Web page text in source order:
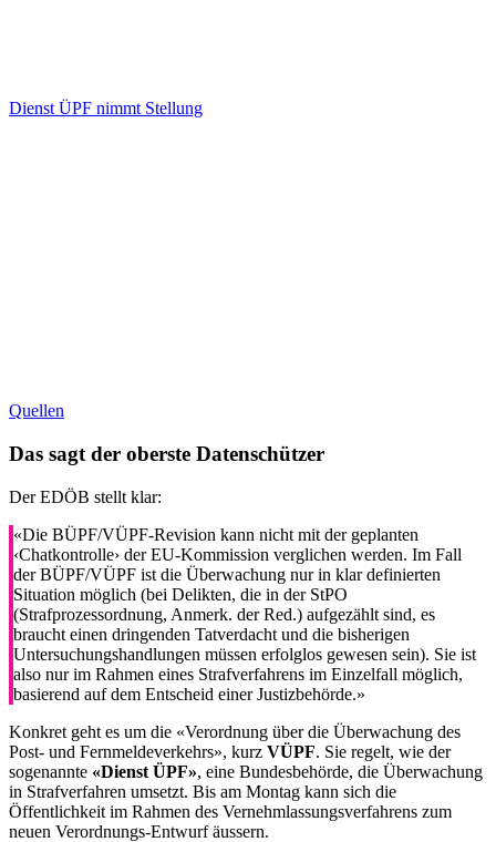
Dienst ÜPF nimmt Stellung
Quellen
Das sagt der oberste Datenschützer
Der EDÖB stellt klar:
«Die BÜPF/VÜPF-Revision kann nicht mit der geplanten
‹Chatkontrolle› der EU-Kommission verglichen werden. Im Fall
der BÜPF/VÜPF ist die Überwachung nur in klar definierten
Situation möglich (bei Delikten, die in der StPO
(Strafprozessordnung, Anmerk. der Red.) aufgezählt sind, es
braucht einen dringenden Tatverdacht und die bisherigen
Untersuchungshandlungen müssen erfolglos gewesen sein). Sie ist
also nur im Rahmen eines Strafverfahrens im Einzelfall möglich,
basierend auf dem Entscheid einer Justizbehörde.»
Konkret geht es um die «Verordnung über die Überwachung des
Post- und Fernmeldeverkehrs», kurz VÜPF. Sie regelt, wie der
sogenannte «Dienst ÜPF», eine Bundesbehörde, die Überwachung
in Strafverfahren umsetzt. Bis am Montag kann sich die
Öffentlichkeit im Rahmen des Vernehmlassungsverfahrens zum
neuen Verordnungs-Entwurf äussern.